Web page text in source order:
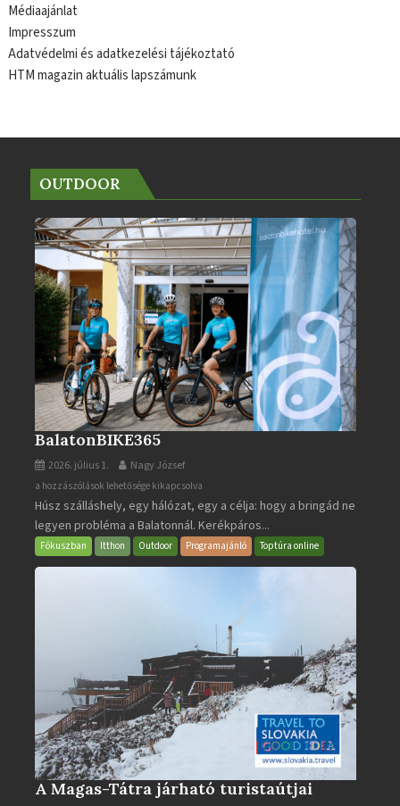
Médiaajánlat
Impresszum
Adatvédelmi és adatkezelési tájékoztató
HTM magazin aktuális lapszámunk
OUTDOOR
BalatonBIKE365
2026. július 1. Nagy József
BalatonBIKE365
bejegyzéshez
a hozzászólások lehetősége kikapcsolva
Húsz szálláshely, egy hálózat, egy a célja: hogy a bringád ne
legyen probléma a Balatonnál. Kerékpáros...
Fókuszban Itthon Outdoor Programajánló Toptúra online
A Magas-Tátra járható turistaútjai